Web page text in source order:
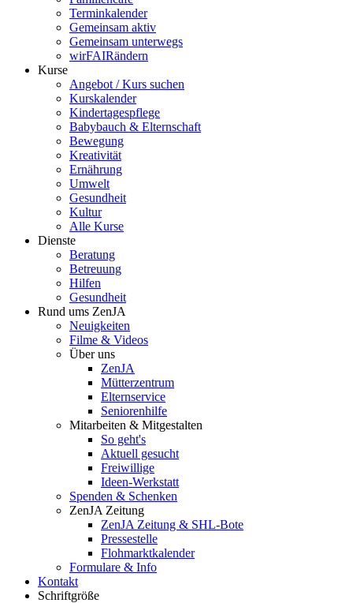
Terminkalender
Gemeinsam aktiv
Gemeinsam unterwegs
wirFAIRändern
Kurse
Angebot / Kurs suchen
Kurskalender
Kindertagespflege
Babybauch & Elternschaft
Bewegung
Kreativität
Ernährung
Umwelt
Gesundheit
Kultur
Alle Kurse
Dienste
Beratung
Betreuung
Hilfen
Gesundheit
Rund ums ZenJA
Neuigkeiten
Filme & Videos
Über uns
ZenJA
Mütterzentrum
Elternservice
Seniorenhilfe
Mitarbeiten & Mitgestalten
So geht's
Aktuell gesucht
Freiwillige
Ideen-Werkstatt
Spenden & Schenken
ZenJA Zeitung
ZenJA Zeitung & SHL-Bote
Pressestelle
Flohmarktkalender
Formulare & Info
Kontakt
Schriftgröße